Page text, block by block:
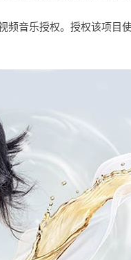
频音乐授权。授权该项目